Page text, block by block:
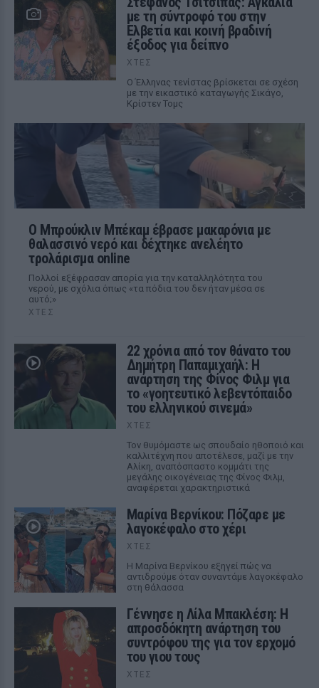
με τη σύντροφό του στην
Ελβετία και κοινή βραδινή
έξοδος για δείπνο
ΧΤΕΣ
Ο Έλληνας τενίστας βρίσκεται σε σχέση
με την εικαστικό καταγωγής Σικάγο,
Κρίστεν Τομς
Ο Μπρούκλιν Μπέκαμ έβρασε μακαρόνια με
θαλασσινό νερό και δέχτηκε ανελέητο
τρολάρισμα online
Πολλοί εξέφρασαν απορία για την καταλληλότητα του
νερού, με σχόλια όπως «τα πόδια του δεν ήταν μέσα σε
αυτό;»
ΧΤΕΣ
22 χρόνια από τον θάνατο του
Δημήτρη Παπαμιχαήλ: Η
ανάρτηση της Φίνος Φιλμ για
το «γοητευτικό λεβεντόπαιδο
του ελληνικού σινεμά»
ΧΤΕΣ
Τον θυμόμαστε ως σπουδαίο ηθοποιό και
καλλιτέχνη που αποτέλεσε, μαζί με την
Αλίκη, αναπόσπαστο κομμάτι της
μεγάλης οικογένειας της Φίνος Φιλμ,
αναφέρεται χαρακτηριστικά
Μαρίνα Βερνίκου: Πόζαρε με
λαγοκέφαλο στο χέρι
ΧΤΕΣ
Η Μαρίνα Βερνίκου εξηγεί πώς να
αντιδρούμε όταν συναντάμε λαγοκέφαλο
στη θάλασσα
Γέννησε η Λίλα Μπακλέση: Η
απροσδόκητη ανάρτηση του
συντρόφου της για τον ερχομό
του γιου τους
ΧΤΕΣ